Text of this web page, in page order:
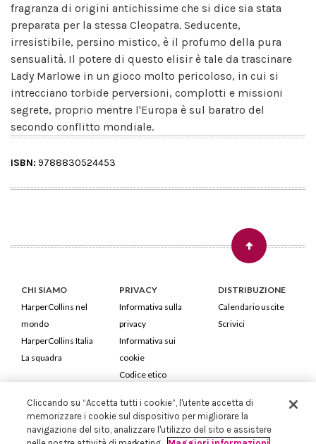
fragranza di origini antichissime che si dice sia stata
preparata per la stessa Cleopatra. Seducente,
irresistibile, persino mistico, è il profumo della pura
sensualità. Il potere di questo elisir è tale da trascinare
Lady Marlowe in un gioco molto pericoloso, in cui si
intrecciano torbide perversioni, complotti e missioni
segrete, proprio mentre l'Europa è sul baratro del
secondo conflitto mondiale.
ISBN: 9788830524453
CHI SIAMO
HarperCollins nel
mondo
HarperCollins Italia
La squadra
PRIVACY
Informativa sulla
privacy
Informativa sui
cookie
Codice etico
DISTRIBUZIONE
Calendario uscite
Scrivici
HarperCollins Italia S.p.A. Viale Monte Nero, 84 - 20135 Milano
Cod. Fiscale e P.IVA 05946780151 - Capitale Sociale 258.250 €
Cliccando su “Accetta tutti i cookie”, l'utente accetta di
memorizzare i cookie sul dispositivo per migliorare la
navigazione del sito, analizzare l'utilizzo del sito e assistere